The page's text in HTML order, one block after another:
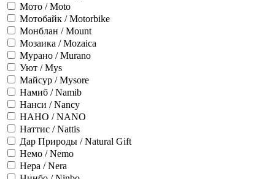
Мото / Moto
Мотобайк / Motorbike
Монблан / Mount
Мозаика / Mozaica
Мурано / Murano
Уют / Mys
Майсур / Mysore
Намиб / Namib
Нанси / Nancy
НАНО / NANO
Наттис / Nattis
Дар Природы / Natural Gift
Немо / Nemo
Нера / Nera